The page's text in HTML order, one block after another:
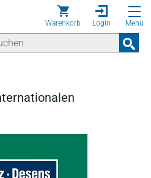
Warenkorb Login Menü